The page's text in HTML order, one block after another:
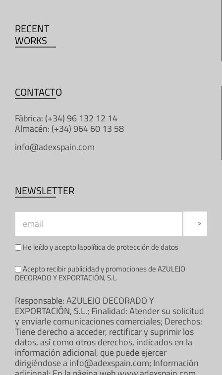
RECENT
WORKS
CONTACTO
Fábrica: (+34) 96 132 12 14
Almacén: (+34) 964 60 13 58
info@adexspain.com
NEWSLETTER
He leído y acepto lapolítica de protección de datos
Acepto recibir publicidad y promociones de AZULEJO
DECORADO Y EXPORTACIÓN, S.L.
Responsable: AZULEJO DECORADO Y
EXPORTACIÓN, S.L.; Finalidad: Atender su solicitud
y enviarle comunicaciones comerciales; Derechos:
Tiene derecho a acceder, rectificar y suprimir los
datos, así como otros derechos, indicados en la
información adicional, que puede ejercer
dirigiéndose a info@adexspain.com; Información